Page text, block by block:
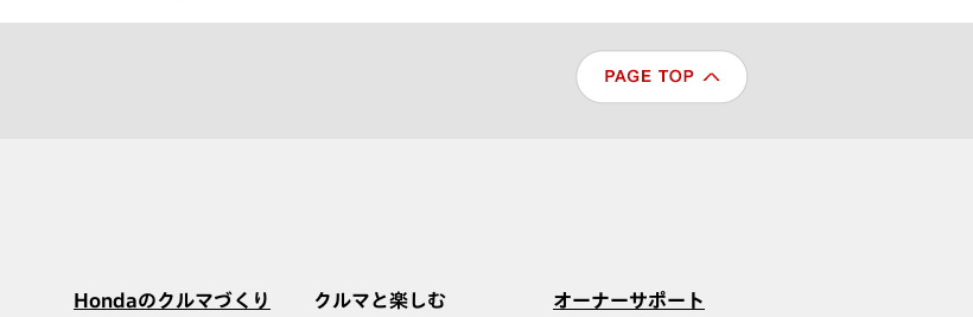
Hondaのクルマづくり クルマと楽しむ オーナーサポート